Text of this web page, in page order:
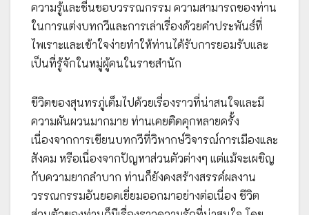
ความรู้และชื่นชอบวรรณกรรม ความสามารถของท่าน
ในการแต่งบทกวีและการเล่าเรื่องด้วยคำประพันธ์ที่
ไพเราะและเข้าใจง่ายทำให้ท่านได้รับการยอมรับและ
เป็นที่รู้จักในหมู่ผู้คนในราชสำนัก
ชีวิตของสุนทรภู่เต็มไปด้วยเรื่องราวที่น่าสนใจและมี
ความผันผวนมากมาย ท่านเคยติดคุกหลายครั้ง
เนื่องจากการเขียนบทกวีที่วิพากษ์วิจารณ์การเมืองและ
สังคม หรือเนื่องจากปัญหาส่วนตัวต่างๆ แต่แม้จะเผชิญ
กับความยากลำบาก ท่านก็ยังคงสร้างสรรค์ผลงาน
วรรณกรรมอันยอดเยี่ยมออกมาอย่างต่อเนื่อง ชีวิต